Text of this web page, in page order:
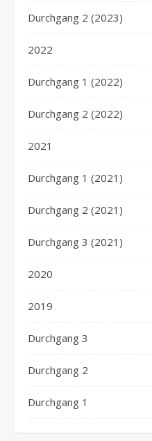
Durchgang 2 (2023)
2022
Durchgang 1 (2022)
Durchgang 2 (2022)
2021
Durchgang 1 (2021)
Durchgang 2 (2021)
Durchgang 3 (2021)
2020
2019
Durchgang 3
Durchgang 2
Durchgang 1